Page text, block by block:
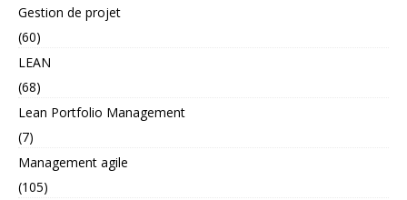
Gestion de projet
(60)
LEAN
(68)
Lean Portfolio Management
(7)
Management agile
(105)